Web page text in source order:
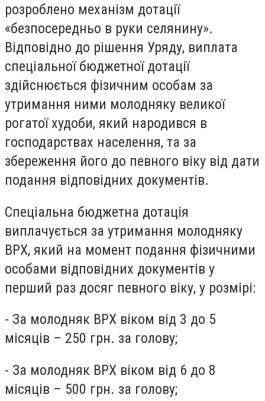
розроблено механізм дотації
«безпосередньо в руки селянину».
Відповідно до рішення Уряду, виплата
спеціальної бюджетної дотації
здійснюється фізичним особам за
утримання ними молодняку великої
рогатої худоби, який народився в
господарствах населення, та за
збереження його до певного віку від дати
подання відповідних документів.
Спеціальна бюджетна дотація
виплачується за утримання молодняку
ВРХ, який на момент подання фізичними
особами відповідних документів у
перший раз досяг певного віку, у розмірі:
- За молодняк ВРХ віком від 3 до 5
місяців – 250 грн. за голову;
- За молодняк ВРХ віком від 6 до 8
місяців – 500 грн. за голову;